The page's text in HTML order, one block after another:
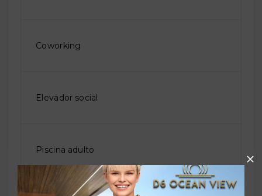
Coworking
Elevador social
Piscina adulto